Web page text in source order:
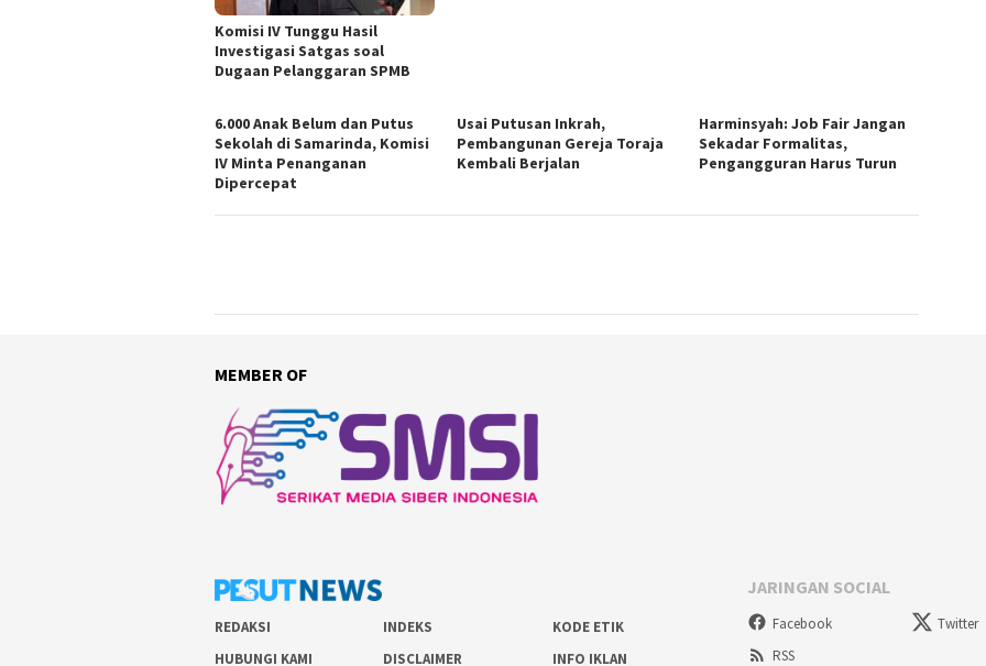
Komisi IV Tunggu Hasil
Investigasi Satgas soal
Dugaan Pelanggaran SPMB
6.000 Anak Belum dan Putus
Sekolah di Samarinda, Komisi
IV Minta Penanganan
Dipercepat
Usai Putusan Inkrah,
Pembangunan Gereja Toraja
Kembali Berjalan
Harminsyah: Job Fair Jangan
Sekadar Formalitas,
Pengangguran Harus Turun
MEMBER OF
REDAKSI INDEKS
KODE ETIK
HUBUNGI KAMI
DISCLAIMER INFO IKLAN
JARINGAN SOCIAL
Facebook Twitter
RSS